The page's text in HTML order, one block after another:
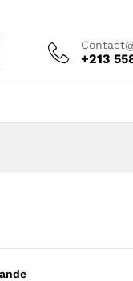
+213